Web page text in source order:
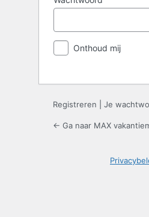
Onthoud mij
Registreren Je
← Ga naar MAX